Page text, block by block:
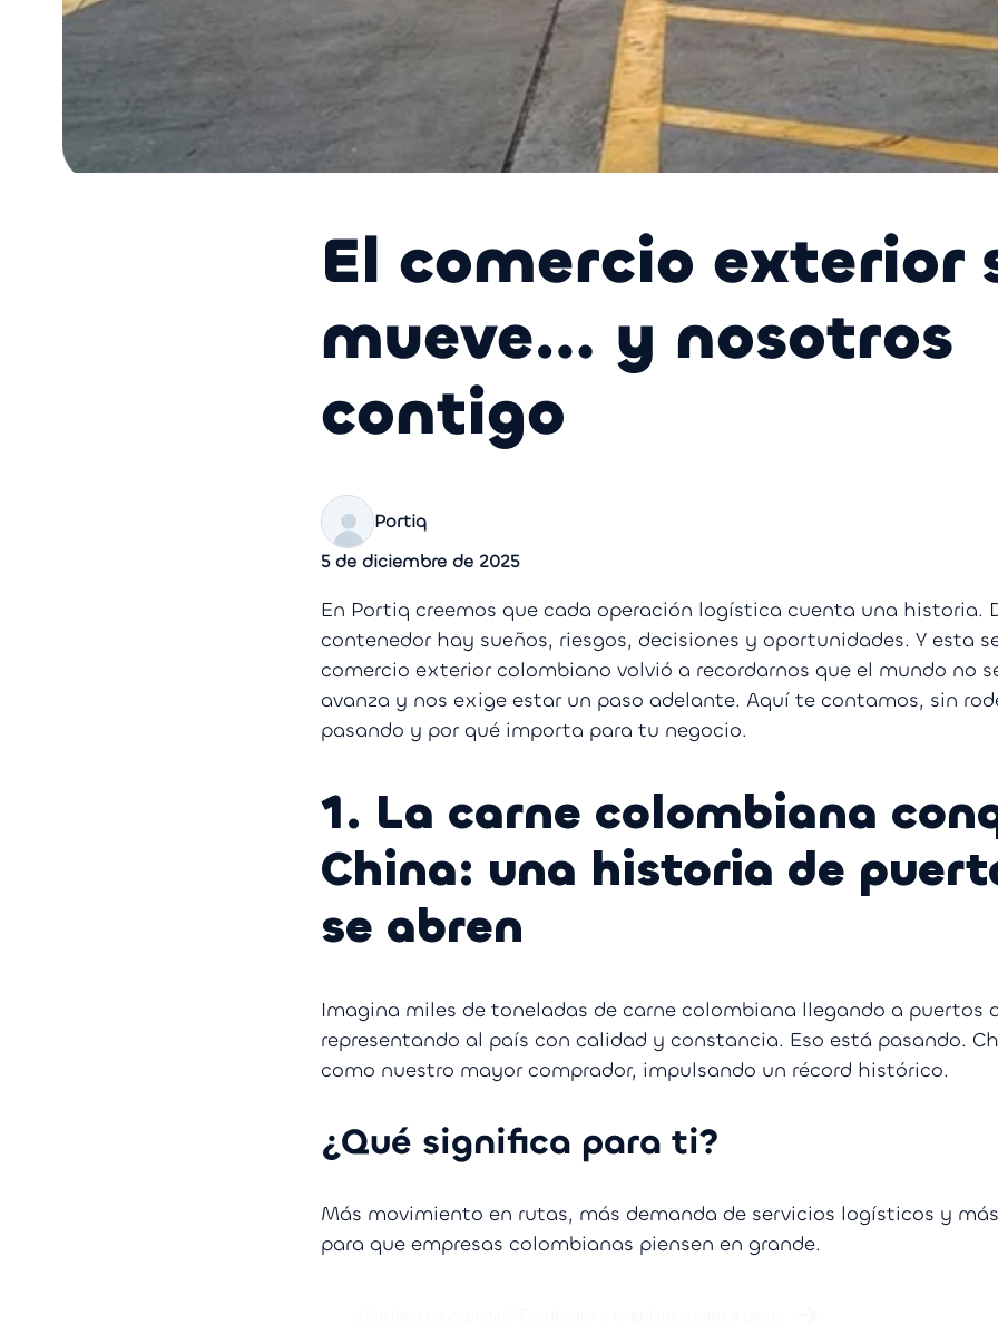
El comercio exterior
mueve… y nosotros
contigo
Portiq
5 de diciembre de 2025
En Portiq creemos que cada operación logística cuenta una historia.
contenedor hay sueños, riesgos, decisiones y oportunidades. Y esta
comercio exterior colombiano volvió a recordarnos que el mundo no
avanza y nos exige estar un paso adelante. Aquí te contamos, sin
pasando y por qué importa para tu negocio.
1. La carne colombiana
China: una historia de
se abren
Imagina miles de toneladas de carne colombiana llegando a puertos
representando al país con calidad y constancia. Eso está pasando.
como nuestro mayor comprador, impulsando un récord histórico.
¿Qué significa para ti?
Más movimiento en rutas, más demanda de servicios logísticos y
para que empresas colombianas piensen en grande.